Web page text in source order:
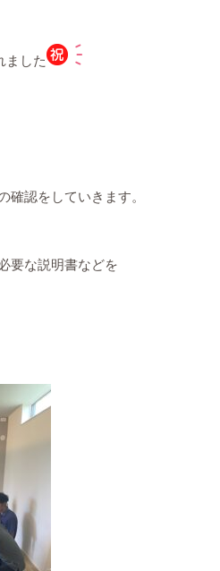
ました
確認をしていきます。
要な説明書などを